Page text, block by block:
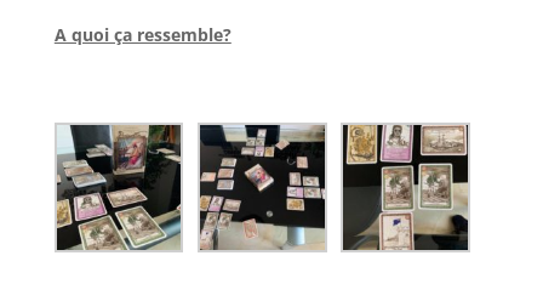
A quoi ça ressemble?